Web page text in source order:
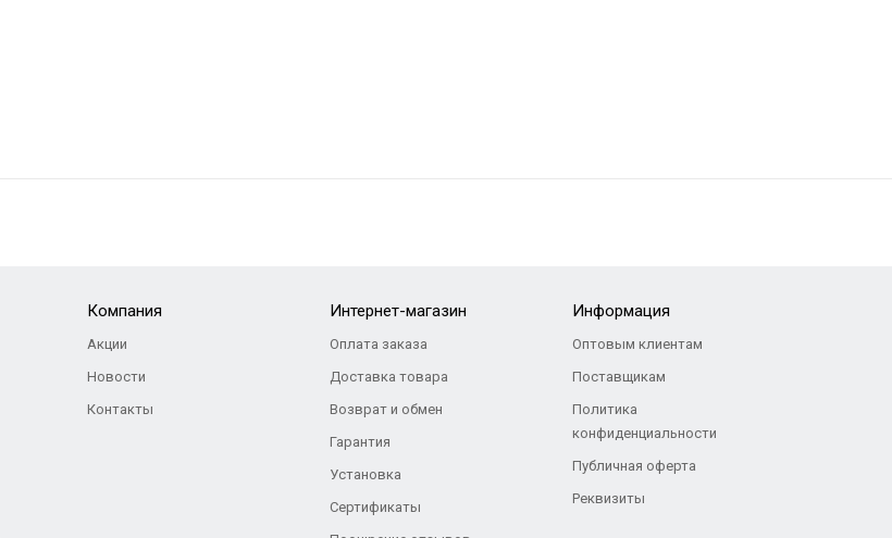
Компания
Акции
Новости
Контакты
Интернет-магазин
Оплата заказа
Доставка товара
Возврат и обмен
Гарантия
Установка
Сертификаты
Информация
Оптовым клиентам
Поставщикам
Политика
конфиденциальности
Публичная оферта
Реквизиты